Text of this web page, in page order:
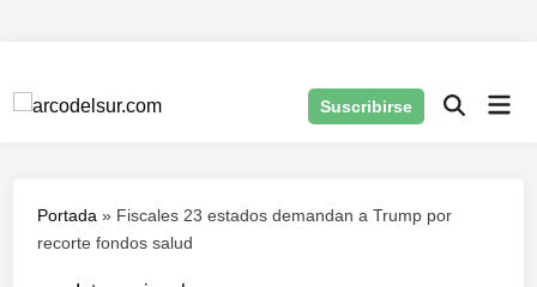
contenido
Suscribirse
Portada » Fiscales 23 estados demandan a Trump por
recorte fondos salud